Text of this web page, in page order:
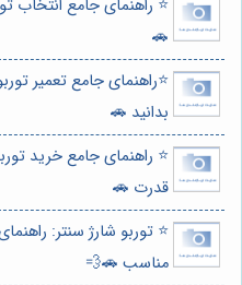
🚗
⭐️راهنمای جامع تعمیر
بدانید 🚗
⭐️ راهنمای جامع خرید
قدرت 🚗
⭐️ توربو شارژ سنتر:
مناسب 🚗💨